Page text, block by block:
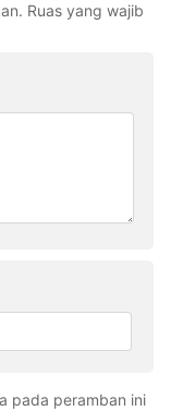
Ruas yang wajib
pada peramban ini